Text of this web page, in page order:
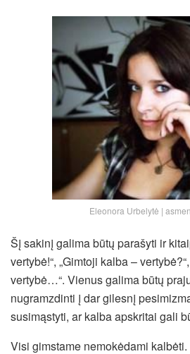
Eleonora Urbelytė |
Šį sakinį galima būtų parašyti ir
vertybė!“, „Gimtoji kalba –
vertybė…“. Vienus galima būtų
nugramzdinti į dar gilesnį
susimąstyti, ar kalba apskritai gali
Visi gimstame nemokėdami